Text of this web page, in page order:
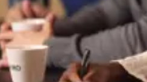
For kunder
For tolker